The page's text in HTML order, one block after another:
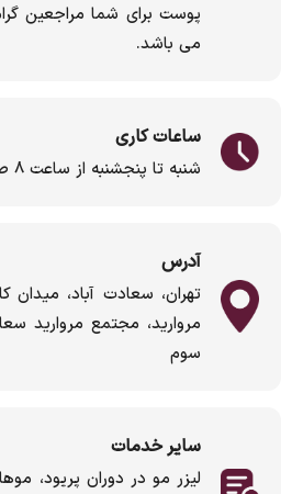
پوست برای شما مراجعین
می باشد.
ساعات کاری
شنبه تا پنجشنبه از ساعت ٨ صبح تا ١٠ شب
آدرس
تهران، سعادت آباد، میدان
مروارید، مجتمع مروارید
سوم
سایر خدمات
لیزر مو در دوران پریود،